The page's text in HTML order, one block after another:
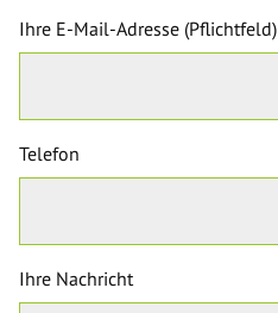
Ihre E-Mail-Adresse (Pflichtfeld)
Telefon
Ihre Nachricht